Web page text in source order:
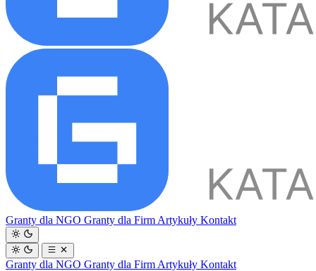
Granty dla NGO Granty dla Firm Artykuły Kontakt
Granty dla NGO Granty dla Firm Artykuły Kontakt